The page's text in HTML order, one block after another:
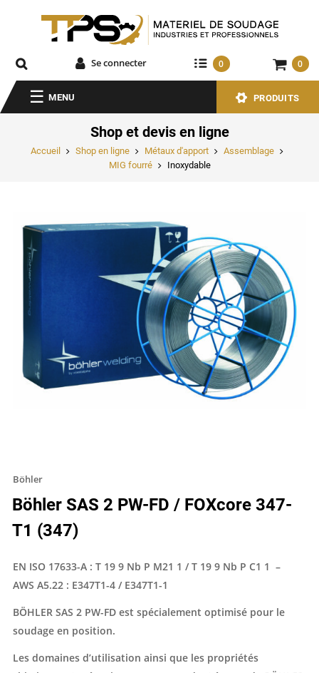
Se connecter 0 0
MENU PRODUITS
Shop et devis en ligne
Accueil Shop en ligne Métaux d'apport
Assemblage
MIG fourré
Inoxydable
Böhler
Böhler SAS 2 PW-FD / FOXcore 347-
T1 (347)
EN ISO 17633-A : T 19 9 Nb P M21 1 / T 19 9 Nb P C1 1 –
AWS A5.22 : E347T1-4 / E347T1-1
BÖHLER SAS 2 PW-FD est spécialement optimisé pour le
soudage en position.
Les domaines d’utilisation ainsi que les propriétés